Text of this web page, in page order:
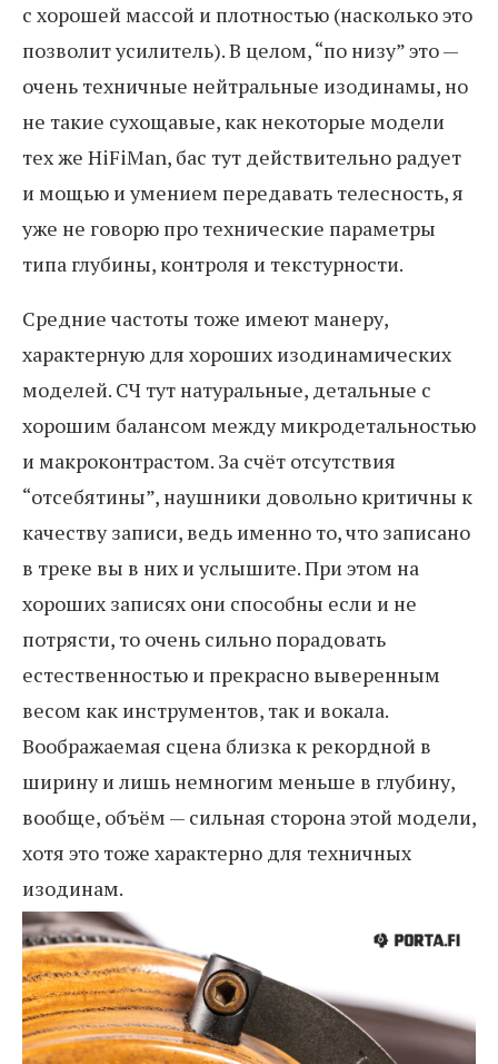
с хорошей массой и плотностью (насколько это
позволит усилитель). В целом, “по низу” это —
очень техничные нейтральные изодинамы, но
не такие сухощавые, как некоторые модели
тех же HiFiMan, бас тут действительно радует
и мощью и умением передавать телесность, я
уже не говорю про технические параметры
типа глубины, контроля и текстурности.
Средние частоты тоже имеют манеру,
характерную для хороших изодинамических
моделей. СЧ тут натуральные, детальные с
хорошим балансом между микродетальностью
и макроконтрастом. За счёт отсутствия
“отсебятины”, наушники довольно критичны к
качеству записи, ведь именно то, что записано
в треке вы в них и услышите. При этом на
хороших записях они способны если и не
потрясти, то очень сильно порадовать
естественностью и прекрасно выверенным
весом как инструментов, так и вокала.
Воображаемая сцена близка к рекордной в
ширину и лишь немногим меньше в глубину,
вообще, объём — сильная сторона этой модели,
хотя это тоже характерно для техничных
изодинам.